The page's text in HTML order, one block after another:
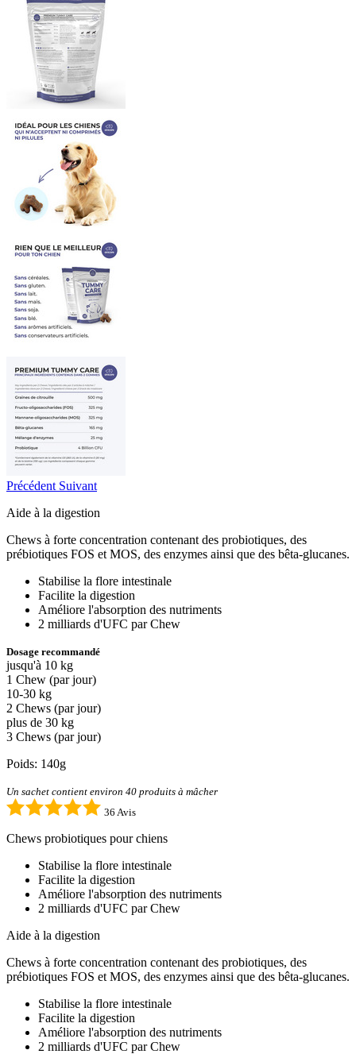
Précédent Suivant
Aide à la digestion
Chews à forte concentration contenant des probiotiques, des
prébiotiques FOS et MOS, des enzymes ainsi que des bêta-glucanes.
Stabilise la flore intestinale
Facilite la digestion
Améliore l'absorption des nutriments
2 milliards d'UFC par Chew
Dosage recommandé
jusqu'à 10 kg
1 Chew (par jour)
10-30 kg
2 Chews (par jour)
plus de 30 kg
3 Chews (par jour)
Poids: 140g
Un sachet contient environ 40 produits à mâcher
36 Avis
Chews probiotiques pour chiens
Stabilise la flore intestinale
Facilite la digestion
Améliore l'absorption des nutriments
2 milliards d'UFC par Chew
Aide à la digestion
Chews à forte concentration contenant des probiotiques, des
prébiotiques FOS et MOS, des enzymes ainsi que des bêta-glucanes.
Stabilise la flore intestinale
Facilite la digestion
Améliore l'absorption des nutriments
2 milliards d'UFC par Chew